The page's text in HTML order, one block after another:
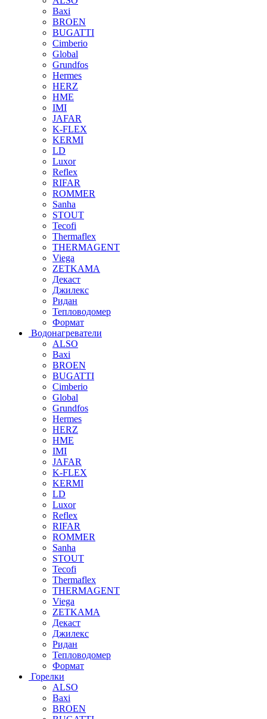
Baxi
BROEN
BUGATTI
Cimberio
Global
Grundfos
Hermes
HERZ
HME
IMI
JAFAR
K-FLEX
KERMI
LD
Luxor
Reflex
RIFAR
ROMMER
Sanha
STOUT
Tecofi
Thermaflex
THERMAGENT
Viega
ZETKAMA
Декаст
Джилекс
Ридан
Тепловодомер
Формат
Водонагреватели
ALSO
Baxi
BROEN
BUGATTI
Cimberio
Global
Grundfos
Hermes
HERZ
HME
IMI
JAFAR
K-FLEX
KERMI
LD
Luxor
Reflex
RIFAR
ROMMER
Sanha
STOUT
Tecofi
Thermaflex
THERMAGENT
Viega
ZETKAMA
Декаст
Джилекс
Ридан
Тепловодомер
Формат
Горелки
ALSO
Baxi
BROEN